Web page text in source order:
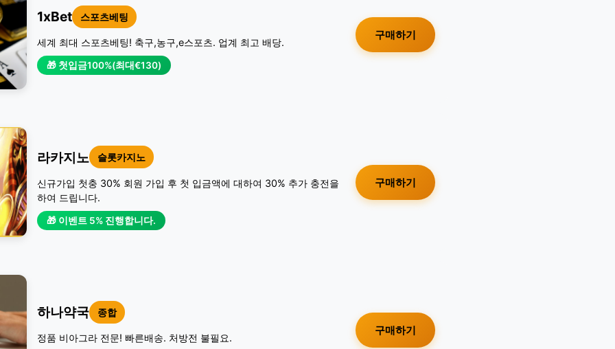
1xBet 스포츠베팅
세계 최대 스포츠베팅! 축구,농구,e스포츠. 업계 최고 배당.
🎁 첫입금100%(최대€130)
구매하기
라카지노 슬롯카지노
신규가입 첫충 30% 회원 가입 후 첫 입금액에 대하여 30% 추가 충전을
하여 드립니다.
🎁 이벤트 5% 진행합니다.
구매하기
하나약국 종합
정품 비아그라 전문! 빠른배송. 처방전 불필요.
구매하기